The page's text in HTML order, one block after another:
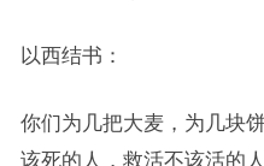
以西结书：
你们为几把大麦，为几块
该死的人，救活不该活的